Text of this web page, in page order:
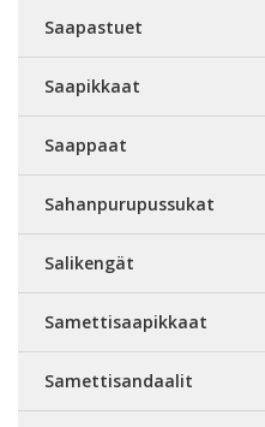
Saapastuet
Saapikkaat
Saappaat
Sahanpurupussukat
Salikengät
Samettisaapikkaat
Samettisandaalit